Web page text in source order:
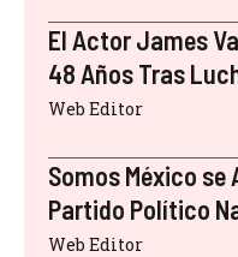
El Actor James
48 Años Tras
Web Editor
Somos México
Partido Político
Web Editor